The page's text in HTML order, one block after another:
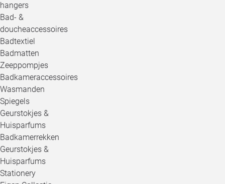
hangers
Bad- &
doucheaccessoires
Badtextiel
Badmatten
Zeeppompjes
Badkameraccessoires
Wasmanden
Spiegels
Geurstokjes &
Huisparfums
Badkamerrekken
Geurstokjes &
Huisparfums
Stationery